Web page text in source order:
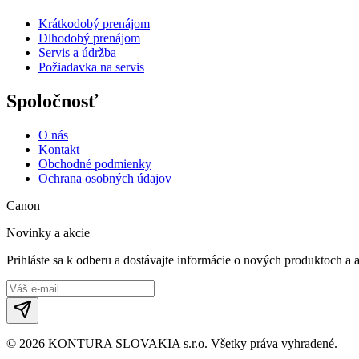
Krátkodobý prenájom
Dlhodobý prenájom
Servis a údržba
Požiadavka na servis
Spoločnosť
O nás
Kontakt
Obchodné podmienky
Ochrana osobných údajov
Canon
Novinky a akcie
Prihláste sa k odberu a dostávajte informácie o nových produktoch a
© 2026 KONTURA SLOVAKIA s.r.o. Všetky práva vyhradené.